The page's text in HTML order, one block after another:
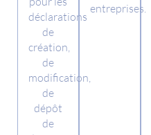
déclarations
de
création,
de
modification,
de
dépôt
de
entreprises.